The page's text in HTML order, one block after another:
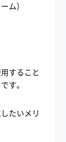
ム）
すること
す。
たいメリ